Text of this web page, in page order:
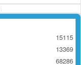
15115
13369
68286